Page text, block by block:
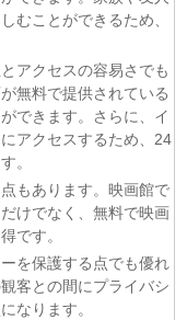
第17話
7日
3話
むことができるため、
アクセスの容易さでも
無料で提供されている
できます。さらに、イ
アクセスするため、24
。
もあります。映画館で
けでなく、無料で映画
です。
を保護する点でも優れ
客との間にプライバシ
なります。